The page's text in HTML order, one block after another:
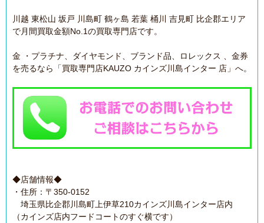
川越 東松山 坂戸 川島町 鶴ヶ島 若葉 桶川 吉見町 比企郡エリア
で月間買取金額No.1の買取専門店です。
金 ・プラチナ、ダイヤモンド、ブランド品、ロレックス 、金券
を売るなら「買取専門店KAUZO カインズ川島インター 店」へ。
◆店舗情報◆
・住所：〒350-0152
埼玉県比企郡川島町上伊草210カインズ川島インター店内
（カインズ店内フードコートのすぐ横です）